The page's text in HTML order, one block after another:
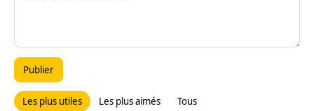
Publier
Les plus utiles Les plus aimés Tous